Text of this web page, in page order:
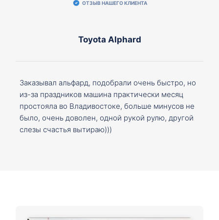
ОТЗЫВ НАШЕГО КЛИЕНТА
Toyota Alphard
Заказывал альфард, подобрали очень быстро, но
из-за праздников машина практически месяц
простояла во Владивостоке, больше минусов не
было, очень доволен, одной рукой рулю, другой
слезы счастья вытираю)))